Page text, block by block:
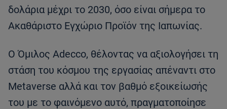
δολάρια μέχρι το 2030, όσο είναι σήμερα το
Ακαθάριστο Εγχώριο Προϊόν της Ιαπωνίας.
Ο Όμιλος Adecco, θέλοντας να αξιολογήσει τη
στάση του κόσμου της εργασίας απέναντι στο
Μetaverse αλλά και τον βαθμό εξοικείωσής
του με το φαινόμενο αυτό, πραγματοποίησε